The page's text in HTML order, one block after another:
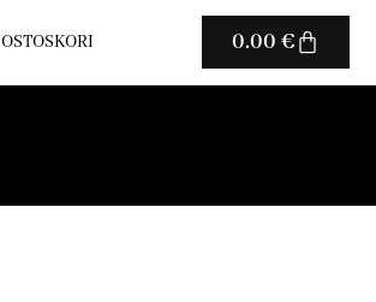
OSTOSKORI 0.00 €Cart